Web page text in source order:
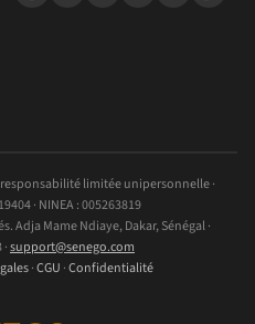
limitée unipersonnelle ·
· NINEA : 005263819
Adja Mame Ndiaye, Dakar, Sénégal ·
support@senego.com
·CGU ·Confidentialité